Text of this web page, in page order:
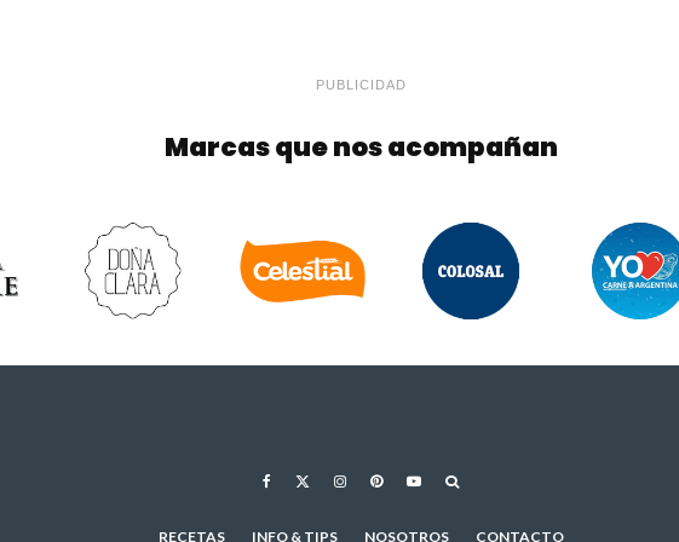
PUBLICIDAD
Marcas que nos acompañan
RECETAS INFO & TIPS NOSOTROS CONTACTO